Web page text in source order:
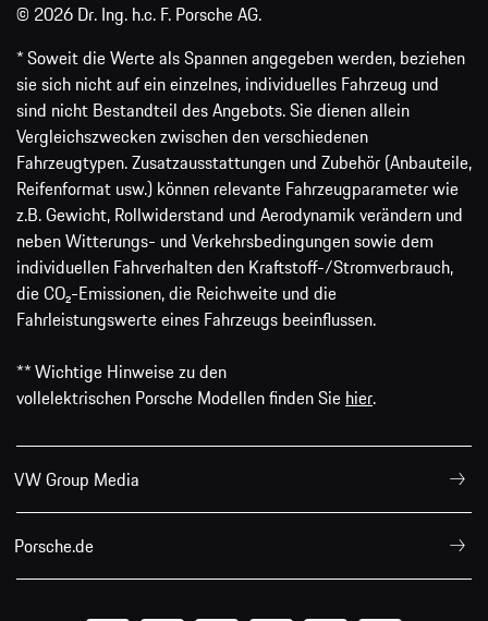
© 2026 Dr. Ing. h.c. F. Porsche AG.
* Soweit die Werte als Spannen angegeben werden, beziehen
sie sich nicht auf ein einzelnes, individuelles Fahrzeug und
sind nicht Bestandteil des Angebots. Sie dienen allein
Vergleichszwecken zwischen den verschiedenen
Fahrzeugtypen. Zusatzausstattungen und Zubehör (Anbauteile,
Reifenformat usw.) können relevante Fahrzeugparameter wie
z.B. Gewicht, Rollwiderstand und Aerodynamik verändern und
neben Witterungs- und Verkehrsbedingungen sowie dem
individuellen Fahrverhalten den Kraftstoff-/Stromverbrauch,
die CO₂-Emissionen, die Reichweite und die
Fahrleistungswerte eines Fahrzeugs beeinflussen.
** Wichtige Hinweise zu den
vollelektrischen Porsche Modellen finden Sie hier.
VW Group Media
Porsche.de